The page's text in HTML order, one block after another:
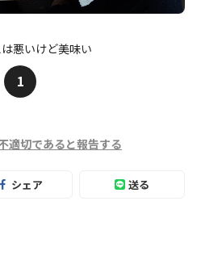
悪いけど美味い
1
適切であると報告する
シェア 送る